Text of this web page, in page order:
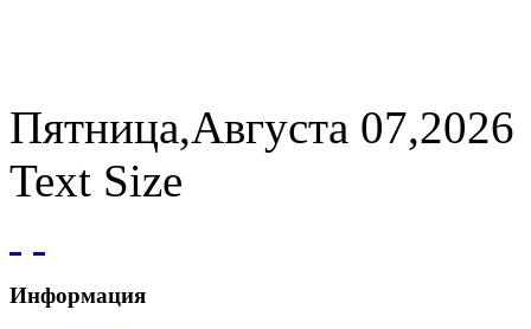
Пятница,Августа 07,2026
Text Size
Информация